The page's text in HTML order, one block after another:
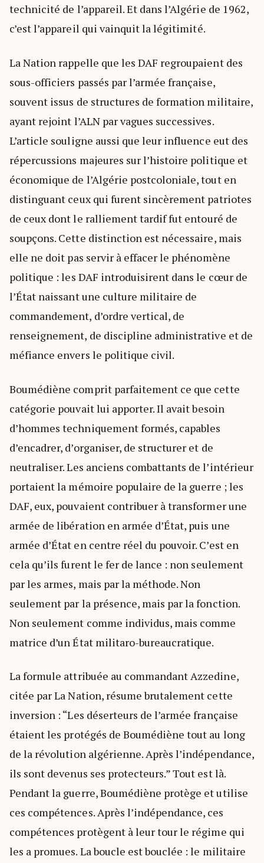
technicité de l’appareil. Et dans l’Algérie de 1962,
c’est l’appareil qui vainquit la légitimité.
La Nation rappelle que les DAF regroupaient des
sous-officiers passés par l’armée française,
souvent issus de structures de formation militaire,
ayant rejoint l’ALN par vagues successives.
L’article souligne aussi que leur influence eut des
répercussions majeures sur l’histoire politique et
économique de l’Algérie postcoloniale, tout en
distinguant ceux qui furent sincèrement patriotes
de ceux dont le ralliement tardif fut entouré de
soupçons. Cette distinction est nécessaire, mais
elle ne doit pas servir à effacer le phénomène
politique : les DAF introduisirent dans le cœur de
l’État naissant une culture militaire de
commandement, d’ordre vertical, de
renseignement, de discipline administrative et de
méfiance envers le politique civil.
Boumédiène comprit parfaitement ce que cette
catégorie pouvait lui apporter. Il avait besoin
d’hommes techniquement formés, capables
d’encadrer, d’organiser, de structurer et de
neutraliser. Les anciens combattants de l’intérieur
portaient la mémoire populaire de la guerre ; les
DAF, eux, pouvaient contribuer à transformer une
armée de libération en armée d’État, puis une
armée d’État en centre réel du pouvoir. C’est en
cela qu’ils furent le fer de lance : non seulement
par les armes, mais par la méthode. Non
seulement par la présence, mais par la fonction.
Non seulement comme individus, mais comme
matrice d’un État militaro-bureaucratique.
La formule attribuée au commandant Azzedine,
citée par La Nation, résume brutalement cette
inversion : “Les déserteurs de l’armée française
étaient les protégés de Boumédiène tout au long
de la révolution algérienne. Après l’indépendance,
ils sont devenus ses protecteurs.” Tout est là.
Pendant la guerre, Boumédiène protège et utilise
ces compétences. Après l’indépendance, ces
compétences protègent à leur tour le régime qui
les a promues. La boucle est bouclée : le militaire